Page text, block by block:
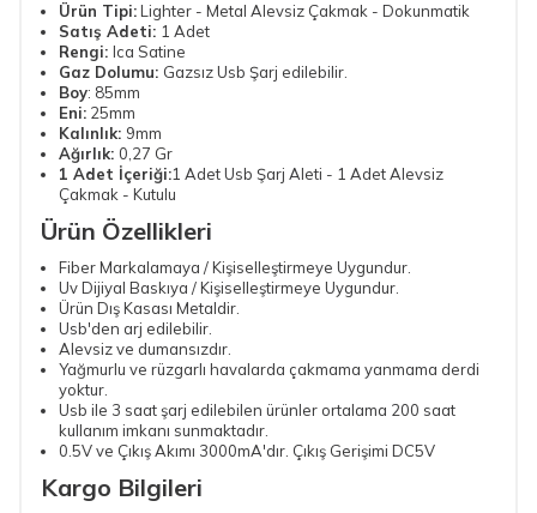
Ürün Tipi:Lighter - Metal Alevsiz Çakmak - Dokunmatik
Satış Adeti: 1 Adet
Rengi: Ica Satine
Gaz Dolumu: Gazsız Usb Şarj edilebilir.
Boy: 85mm
Eni: 25mm
Kalınlık: 9mm
Ağırlık: 0,27 Gr
1 Adet İçeriği:1 Adet Usb Şarj Aleti - 1 Adet Alevsiz
Çakmak - Kutulu
Ürün Özellikleri
Fiber Markalamaya / Kişiselleştirmeye Uygundur.
Uv Dijiyal Baskıya / Kişiselleştirmeye Uygundur.
Ürün Dış Kasası Metaldir.
Usb'den arj edilebilir.
Alevsiz ve dumansızdır.
Yağmurlu ve rüzgarlı havalarda çakmama yanmama derdi
yoktur.
Usb ile 3 saat şarj edilebilen ürünler ortalama 200 saat
kullanım imkanı sunmaktadır.
0.5V ve Çıkış Akımı 3000mA'dır. Çıkış Gerişimi DC5V
Kargo Bilgileri